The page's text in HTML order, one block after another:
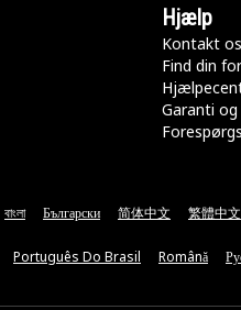
Hjælp
Kontakt os
Find din
Garanti
বাংলা Български 简体中文 繁體中文
Português Do Brasil Română